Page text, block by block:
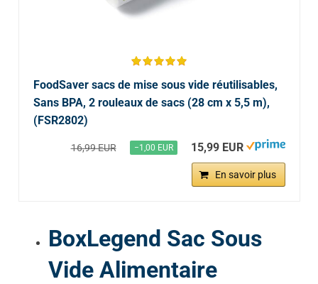
FoodSaver sacs de mise sous vide réutilisables,
Sans BPA, 2 rouleaux de sacs (28 cm x 5,5 m),
(FSR2802)
16,99 EUR −1,00 EUR 15,99 EUR
En savoir plus
BoxLegend Sac Sous
Vide Alimentaire